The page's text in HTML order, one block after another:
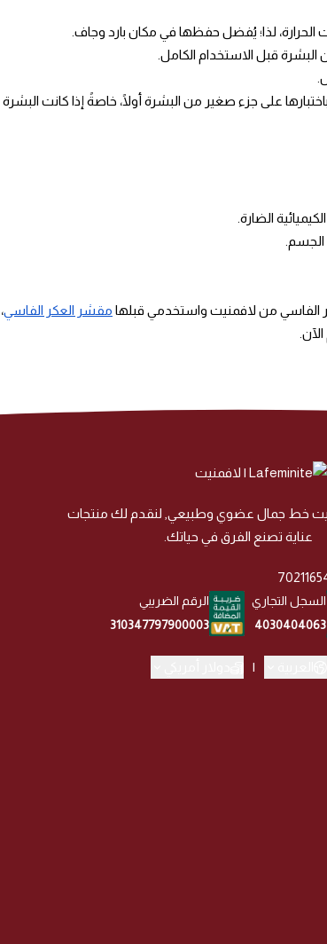
الحرارة، لذا؛ يُفضل حفظها في مكان بارد وجاف.
قبل الاستخدام الكامل.
على جزء صغير من البشرة أولًا، خاصةً إذا كانت
الضارة.
الفاسي من لافمنيت واستخدمي قبلها مقشر العكر الفاسي
خط جمال عضوي وطبيعي, لنقدم لك منتجات
عناية تصنع الفرق في حياتك.
السجل التجاري
4030404063
الرقم الضريبي
310347797900003
|